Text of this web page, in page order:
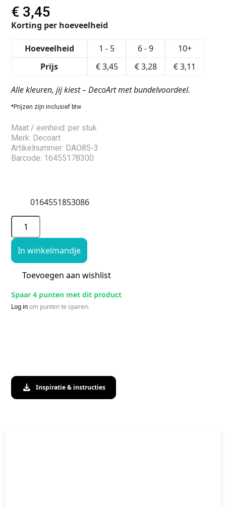
€ 3,45
Korting per hoeveelheid
Hoeveelheid 1 - 5 6 - 9
10+
Prijs
€3,45 €3,28 €3,11
Alle kleuren, jij kiest – DecoArt met bundelvoordeel.
*Prijzen zijn inclusief btw
Maat / eenheid: per stuk
Merk: Decoart
Artikelnummer: DAO85-3
Barcode: 16455178300
0164551853086
In winkelmandje
Toevoegen aan wishlist
Spaar 4 punten met dit product
Log inom punten te sparen.
Inspiratie & instructies